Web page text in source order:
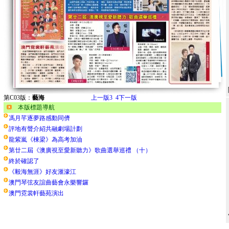
第C03版： 藝海 上一版3 4下一版
本版標題導航
馮月芊逐夢路感動同儕
評地有聲介紹共融劇場計劃
龍紫嵐《棟梁》為高考加油
第廿二屆《澳廣視至愛新聽力》歌曲選舉巡禮 （十）
終於確認了
《毅海無涯》好友滙濠江
澳門琴弦友誼曲藝會永樂響鑼
澳門霓裳軒藝苑演出